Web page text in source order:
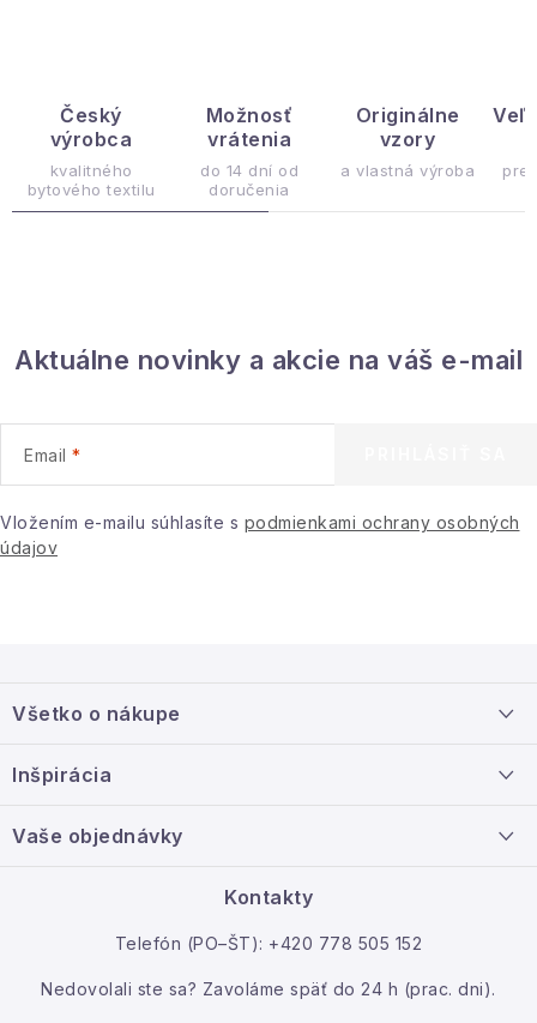
i
k
v
ý
p
i
s
Český
výrobca
kvalitného
bytového textilu
Možnosť
vrátenia
do 14 dní od
doručenia
Originálne
vzory
a vlastná výroba pre
Aktuálne novinky a akcie na váš e-mail
Email
Vložením e-mailu súhlasíte s podmienkami ochrany osobných
údajov
p
ä
Všetko o nákupe
Veľkoobchodná spolupráca
Inšpirácia
Vaše objednávky
Kontakty
Telefón (PO–ŠT): +420 778 505 152
Nedovolali ste sa? Zavoláme späť do 24 h (prac. dni).